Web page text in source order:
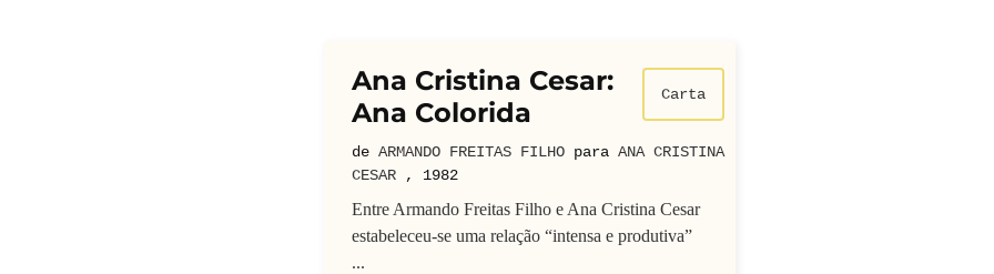
Ana Cristina Cesar:
Ana Colorida
Carta
de ARMANDO FREITAS FILHO para ANA CRISTINA
CESAR
, 1982
Entre Armando Freitas Filho e Ana Cristina Cesar
estabeleceu-se uma relação “intensa e produtiva”
...